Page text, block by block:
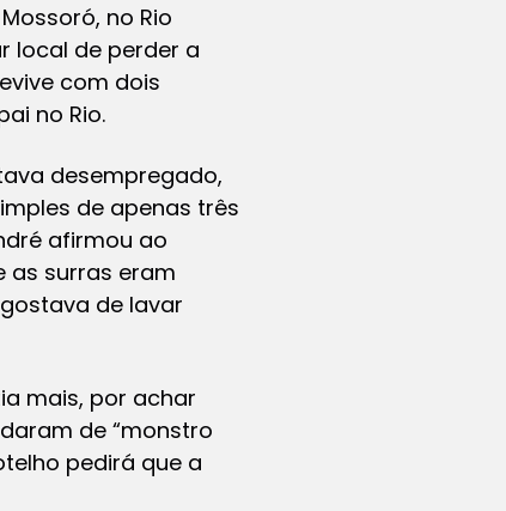
no Rio
local de perder a
com dois
no Rio.
desempregado,
de apenas três
afirmou ao
as surras eram
de lavar
mais, por achar
de “monstro
pedirá que a